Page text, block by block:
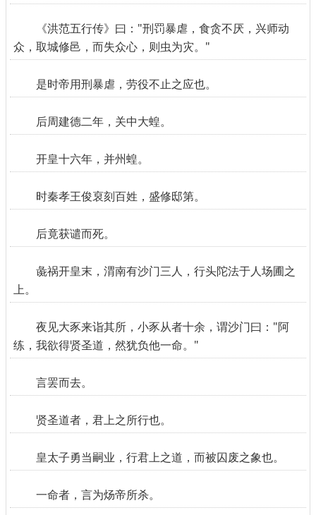
《洪范五行传》曰："刑罚暴虐，食贪不厌，兴师动
众，取城修邑，而失众心，则虫为灾。"
是时帝用刑暴虐，劳役不止之应也。
后周建德二年，关中大蝗。
开皇十六年，并州蝗。
时秦孝王俊裒刻百姓，盛修邸第。
后竟获谴而死。
彘祸开皇末，渭南有沙门三人，行头陀法于人场圃之
上。
夜见大豕来诣其所，小豕从者十余，谓沙门曰："阿
练，我欲得贤圣道，然犹负他一命。"
言罢而去。
贤圣道者，君上之所行也。
皇太子勇当嗣业，行君上之道，而被囚废之象也。
一命者，言为炀帝所杀。